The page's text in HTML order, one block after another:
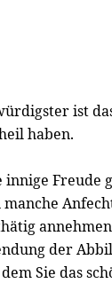
ist
haben.
Freude
manche
der
Sie das